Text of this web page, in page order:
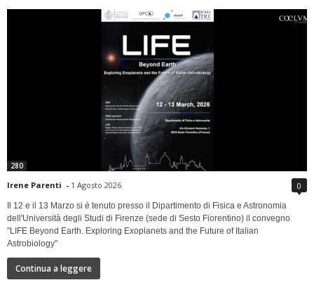
280
Irene Parenti - 1 Agosto 2026 0
Il 12 e il 13 Marzo si è tenuto presso il Dipartimento di Fisica e Astronomia
dell'Università degli Studi di Firenze (sede di Sesto Fiorentino) il convegno
"LIFE Beyond Earth. Exploring Exoplanets and the Future of Italian
Astrobiology"
Continua a leggere